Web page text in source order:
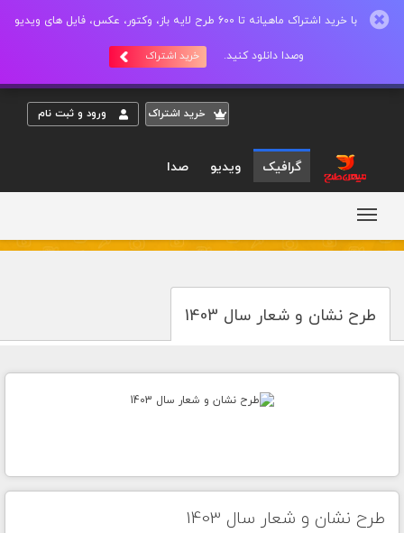
با خرید اشتراک ماهیانه تا 600 طرح لایه باز، وکتور، عکس، فایل های ویدیو
وصدا دانلود کنید. خرید اشتراک
خريد اشتراک ورود و ثبت نام
گرافیک ویدیو صدا
طرح نشان و شعار سال 1403
طرح نشان و شعار سال 1403